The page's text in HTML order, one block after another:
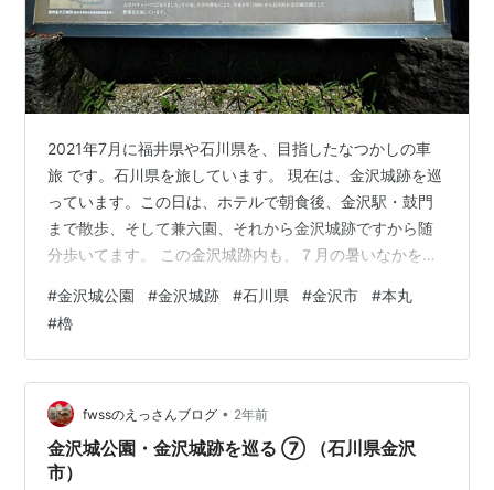
2021年7月に福井県や石川県を、目指したなつかしの車
旅 です。石川県を旅しています。 現在は、金沢城跡を巡
っています。この日は、ホテルで朝食後、金沢駅・鼓門
まで散歩、そして兼六園、それから金沢城跡ですから随
分歩いてます。 この金沢城跡内も、７月の暑いなかを、
ヒザは悪くなって、いなかったのでしょうね。 金沢城跡
（石川県金沢市） 2021年7月 ランキング参加中旅行 ラン
キング参加中写真・カメラ
#金沢城公園 #金沢城跡 #石川県 #金沢市 #本丸
#櫓
fwssのえっさんブログ • 2年前
金沢城公園・金沢城跡を巡る ⑦ （石川県金沢
市）